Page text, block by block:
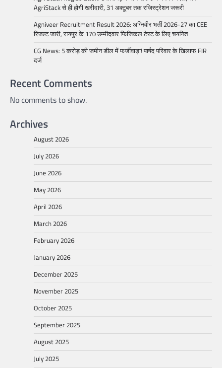
AgriStack से ही होगी खरीदारी, 31 अक्टूबर तक रजिस्ट्रेशन जरूरी
Agniveer Recruitment Result 2026: अग्निवीर भर्ती 2026-27 का CEE
रिजल्ट जारी, रायपुर के 170 उम्मीदवार फिजिकल टेस्ट के लिए चयनित
CG News: 5 करोड़ की जमीन डील में फर्जीवाड़ा! पार्षद परिवार के खिलाफ FIR
दर्ज
Recent Comments
No comments to show.
Archives
August 2026
July 2026
June 2026
May 2026
April 2026
March 2026
February 2026
January 2026
December 2025
November 2025
October 2025
September 2025
August 2025
July 2025